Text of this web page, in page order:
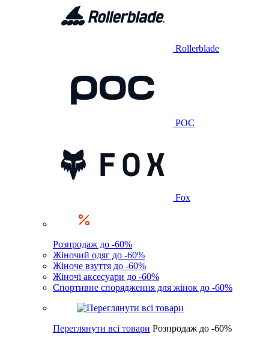
Rollerblade
POC
Fox
Розпродаж до -60%
Жіночий одяг до -60%
Жіноче взуття до -60%
Жіночі аксесуари до -60%
Спортивне спорядження для жінок до -60%
Переглянути всі товари Розпродаж до -60%